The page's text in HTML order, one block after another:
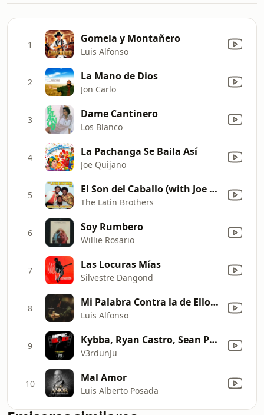
1 Gomela y Montañero
Luis Alfonso
2 La Mano de Dios
Jon Carlo
3 Dame Cantinero
Los Blanco
4 La Pachanga Se Baila Así
Joe Quijano
5 El Son del Caballo (with Joe Arroyo)
The Latin Brothers
6 Soy Rumbero
Willie Rosario
7 Las Locuras Mías
Silvestre Dangond
8 Mi Palabra Contra la de Ellos (En Vivo)
Luis Alfonso
9 Kybba, Ryan Castro, Sean Paul & Busy Signal (BA BA BAD REMIX)
V3rdunJu
10 Mal Amor
Luis Alberto Posada